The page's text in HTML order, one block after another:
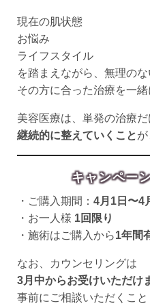
現在の肌状態
お悩み
ライフスタイル
を踏まえながら、無理のな
その方に合った治療を一緒
美容医療は、単発の治療だ
継続的に整えていくことが
キャンペー
・ご購入期間： 4月1日〜4
・お一人様 1回限り
・施術はご購入から1年間
なお、カウンセリングは
3月中からお受けいただけ
事前にご相談いただくこと